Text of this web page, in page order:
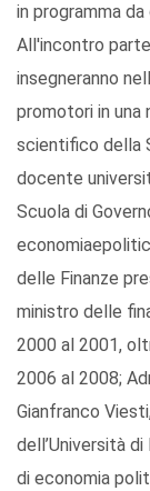
in programma
All'incontro
insegneranno
promotori in
scientifico della
docente
Scuola di
delle Finanze
ministro delle
2000 al 2001,
2006 al 2008;
Gianfranco
dell’Università
di economia